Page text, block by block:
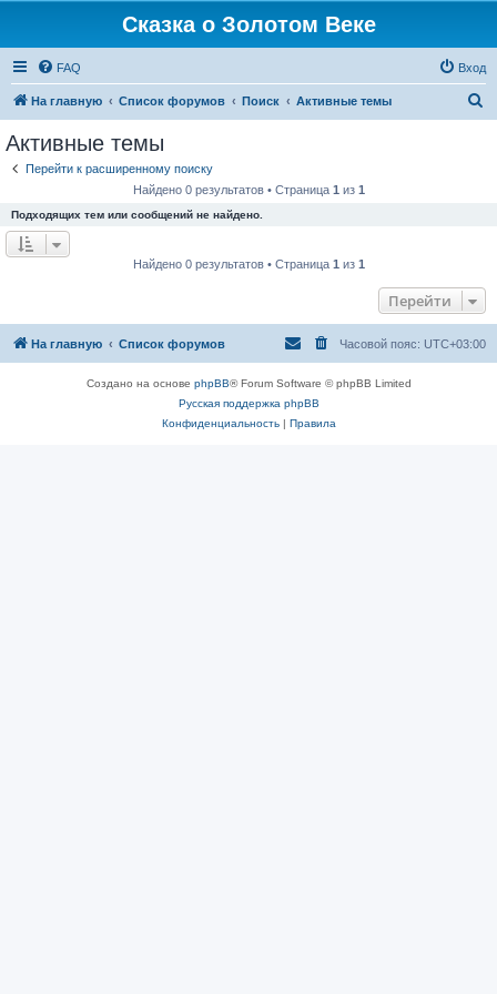
Сказка о Золотом Веке
FAQ Вход
На главную Список форумов Поиск Активные темы
Активные темы
Перейти к расширенному поиску
Найдено 0 результатов • Страница 1 из 1
Подходящих тем или сообщений не найдено.
Найдено 0 результатов • Страница 1 из 1
Перейти
На главную Список форумов Часовой пояс: UTC+03:00
Создано на основе phpBB® Forum Software © phpBB Limited
Русская поддержка phpBB
Конфиденциальность| Правила